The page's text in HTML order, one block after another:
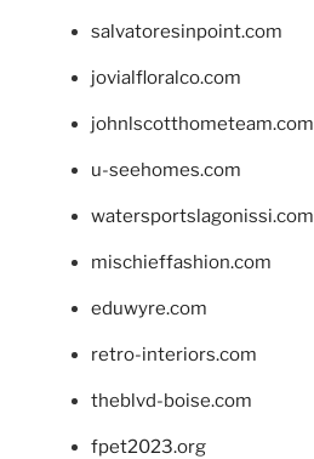
salvatoresinpoint.com
jovialfloralco.com
johnlscotthometeam.com
u-seehomes.com
watersportslagonissi.com
mischieffashion.com
eduwyre.com
retro-interiors.com
theblvd-boise.com
fpet2023.org